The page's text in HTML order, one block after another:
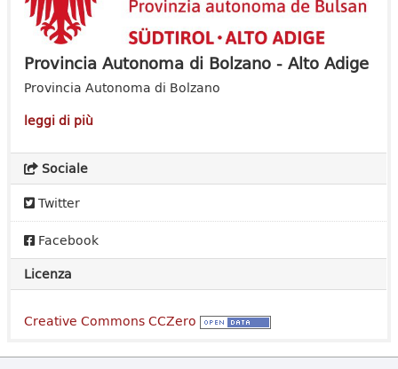
Provincia Autonoma di Bolzano - Alto Adige
Provincia Autonoma di Bolzano
leggi di più
Sociale
Twitter
Facebook
Licenza
Creative Commons CCZero